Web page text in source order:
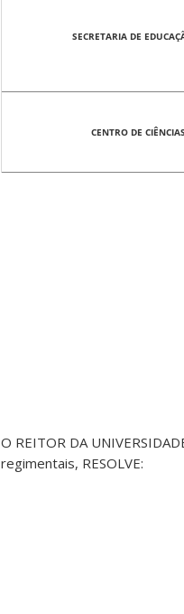
SECRETARIA DE
CENTRO DE
O REITOR DA
regimentais, RESOLVE: